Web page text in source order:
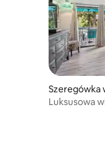
Szeregówka
sland
Luksusowa